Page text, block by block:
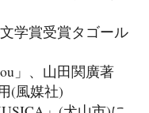
学賞受賞タゴール
、山田関廣著
(風媒社)